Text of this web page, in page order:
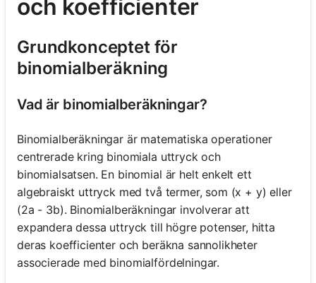
och koefficienter
Grundkonceptet för
binomialberäkning
Vad är binomialberäkningar?
Binomialberäkningar är matematiska operationer
centrerade kring binomiala uttryck och
binomialsatsen. En binomial är helt enkelt ett
algebraiskt uttryck med två termer, som (x + y) eller
(2a - 3b). Binomialberäkningar involverar att
expandera dessa uttryck till högre potenser, hitta
deras koefficienter och beräkna sannolikheter
associerade med binomialfördelningar.